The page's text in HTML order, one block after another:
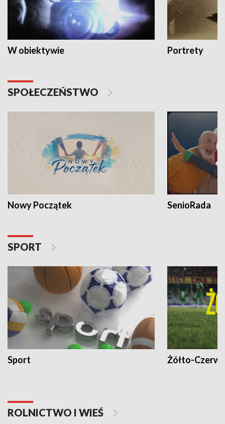
W obiektywie Portrety
SPOŁECZEŃSTWO
Nowy Początek SenioRada
SPORT
Sport Żółto-
ROLNICTWO I WIEŚ